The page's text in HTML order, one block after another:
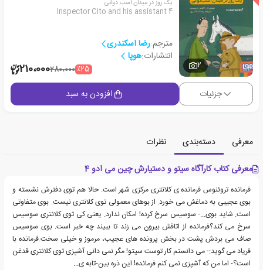
2
یک روز در میدان اسب دوانی
Inspector Cito and his assistant 4
مترجم:رضا اسکندری
انتشارات:هوپا
٪25280،000210،000
جزئیات افزودن به سبد
معرفی دسته‌بندی
نظرات
معرفی کتاب کارآگاه سیتو و دستیارش چین می ادو 4
فرمانده تروئنوس فرمانده ی کلانتری مرکزی شهر است. حالا هم توی دفترش نشسته و
بوی عجیبی به دماغش می خورد. از بوهای معمولی توی کلانتری نیست. بوی متفاوتی
است. شاید بوی...- سوسیس سرخ کرده! امکان ندارد. یعنی کی توی کلانتری سوسیس
سرخ می کند؟فرمانده از اتاقش بیرون می زند تا ببیند چه خبر است. بوی سوسیس
صاف می بردش پشت در بخش پرونده های عجیب، مرموز و خیلی سخت.فرمانده با
فریاد می گوید:- می دانستم کار توست سیتو! مگر نمی دانی آشپزی توی کلانتری قدغن
است؟- اما من که آشپزی نمی کنم فرمانده! این ذره بین-تابه ی...